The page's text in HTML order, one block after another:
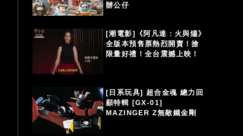
辦公仔
[潮電影]《阿凡達：火與燼》
全版本預售票熱烈開賣！搶
限量好禮！全台震撼上映！
[日系玩具] 超合金魂 總力回
顧特輯 [GX-01]
MAZINGER Z無敵鐵金剛